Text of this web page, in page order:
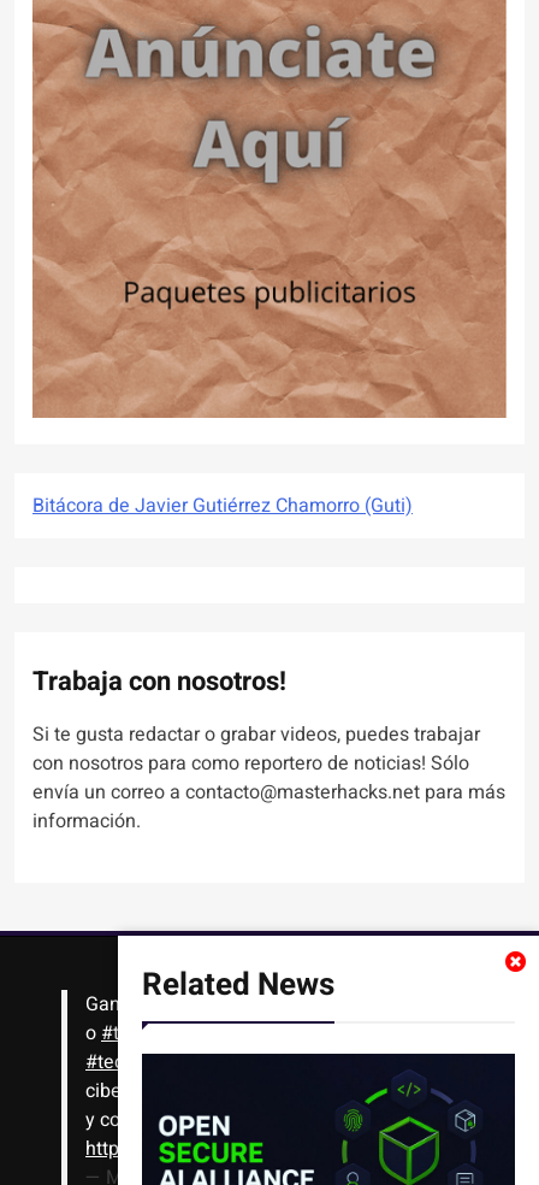
Related News
Bitácora de Javier Gutiérrez Chamorro (Guti)
Trabaja con nosotros!
Si te gusta redactar o grabar videos, puedes trabajar
con nosotros para como reportero de noticias! Sólo
envía un correo a contacto@masterhacks.net para más
información.
Gana #Bitcoin solo con leer artículos, noticias
o#tutoriales
#tecnología,#criptomonedas, seguridad
cibernética y más!! Sólo tienes que registrarte
y comenzar a navegar
https://t.co/1KjkllJEit
— Masterhacks (@Masterhacks_net)August